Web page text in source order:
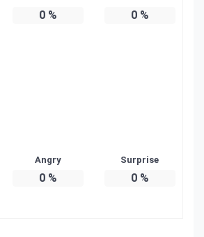
0% 0%
Angry
0%
Surprise
0%